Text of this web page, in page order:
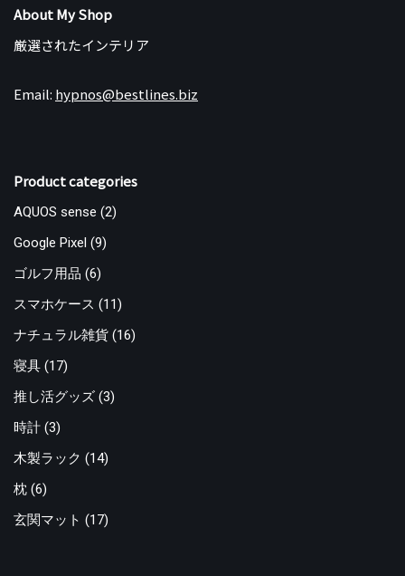
About My Shop
厳選されたインテリア
Email: hypnos@bestlines.biz
Product categories
AQUOS sense (2)
Google Pixel (9)
ゴルフ用品 (6)
スマホケース (11)
ナチュラル雑貨 (16)
寝具 (17)
推し活グッズ (3)
時計 (3)
木製ラック (14)
枕 (6)
玄関マット (17)